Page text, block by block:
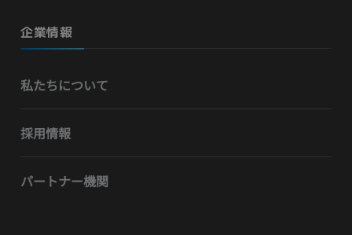
企業情報
私たちについて
採用情報
パートナー機関